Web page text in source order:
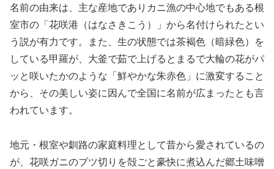
名前の由来は、主な産地でありカニ漁の中心地でもある根
室市の「花咲港（はなさきこう）」から名付けられたとい
う説が有力です。また、生の状態では茶褐色（暗緑色）を
している甲羅が、大釜で茹で上げるとまるで大輪の花がパ
ッと咲いたかのような「鮮やかな朱赤色」に激変すること
から、その美しい姿に因んで全国に名前が広まったとも言
われています。
地元・根室や釧路の家庭料理として昔から愛されているの
が、花咲ガニのブツ切りを殻ごと豪快に煮込んだ郷土味噌